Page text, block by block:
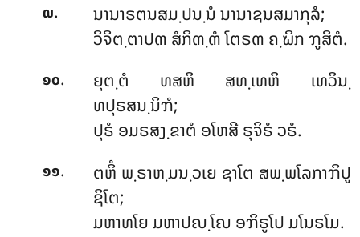
໙.
ນານາຣຕນສມ຺ປນ຺ນໍ ນານາຊນສມາກຸລໍ;
ວິຈິຕ຺ຕາປຓ ສໍກິຓ຺ຓໍ ໂຕຣຓ ຄ຺ຆິກ ຠູສິຕໍ.
໑໐.
ຍຸຕ຺ຕໍ ທສຫິ ສທ຺ເທຫິ ເທວິນ຺
ທປຸຣສນ຺ນິຠໍ;
ປຸຣໍ ອມຣສງ຺ຂາຕໍ ອໂຫສີ ຣຸຈິຣໍ ວຣໍ.
໑໑.
ຕຫິໍ ພ຺ຣາຫ຺ມນ຺ວເຍ ຊາໂຕ ສພ຺ພໂລກາຠິປູ
ຊິໂຕ;
ມຫາທໂຍ ມຫາປຎ຺ໂຎ ອຠິຣູໂປ ມໂນຣໂມ.